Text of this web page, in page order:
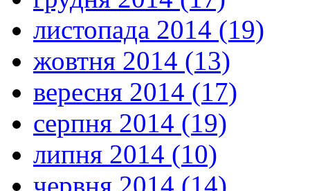
листопада 2014 (19)
жовтня 2014 (13)
вересня 2014 (17)
серпня 2014 (19)
липня 2014 (10)
червня 2014 (14)